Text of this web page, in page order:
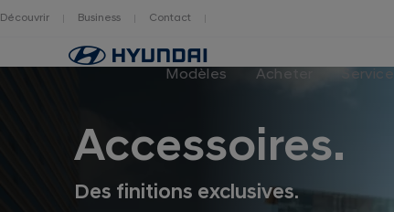
Découvrir Business Contact
Hyundai
logo
Modèles Acheter Services
Accessoires.
Des finitions exclusives.